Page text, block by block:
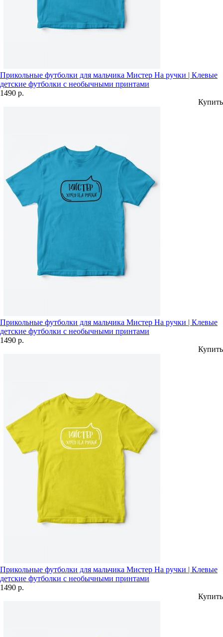
Прикольные футболки для мальчика Мистер На ручки | Клевые
детские футболки с необычными принтами
1490 р.
Купить
Прикольные футболки для мальчика Мистер На ручки | Клевые
детские футболки с необычными принтами
1490 р.
Купить
Прикольные футболки для мальчика Мистер На ручки | Клевые
детские футболки с необычными принтами
1490 р.
Купить